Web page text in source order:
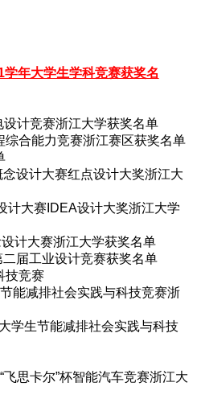
年大学生学科竞赛获奖名
计竞赛浙江大学获奖名单
综合能力竞赛浙江赛区获奖名单
念设计大赛红点设计大奖浙江大
计大赛IDEA设计大奖浙江大学
设计大赛浙江大学获奖名单
二届工业设计竞赛获奖名单
技竞赛
能减排社会实践与科技竞赛浙
大学生节能减排社会实践与科技
飞思卡尔”杯智能汽车竞赛浙江大